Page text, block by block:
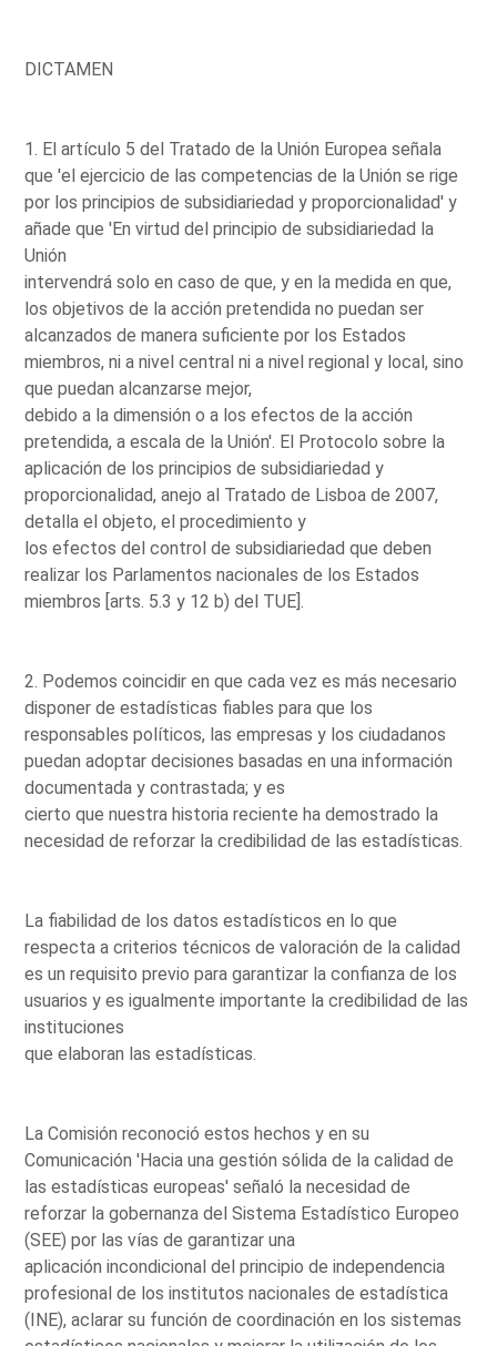
DICTAMEN
1. El artículo 5 del Tratado de la Unión Europea señala
que 'el ejercicio de las competencias de la Unión se rige
por los principios de subsidiariedad y proporcionalidad' y
añade que 'En virtud del principio de subsidiariedad la
Unión
intervendrá solo en caso de que, y en la medida en que,
los objetivos de la acción pretendida no puedan ser
alcanzados de manera suficiente por los Estados
miembros, ni a nivel central ni a nivel regional y local, sino
que puedan alcanzarse mejor,
debido a la dimensión o a los efectos de la acción
pretendida, a escala de la Unión'. El Protocolo sobre la
aplicación de los principios de subsidiariedad y
proporcionalidad, anejo al Tratado de Lisboa de 2007,
detalla el objeto, el procedimiento y
los efectos del control de subsidiariedad que deben
realizar los Parlamentos nacionales de los Estados
miembros [arts. 5.3 y 12 b) del TUE].
2. Podemos coincidir en que cada vez es más necesario
disponer de estadísticas fiables para que los
responsables políticos, las empresas y los ciudadanos
puedan adoptar decisiones basadas en una información
documentada y contrastada; y es
cierto que nuestra historia reciente ha demostrado la
necesidad de reforzar la credibilidad de las estadísticas.
La fiabilidad de los datos estadísticos en lo que
respecta a criterios técnicos de valoración de la calidad
es un requisito previo para garantizar la confianza de los
usuarios y es igualmente importante la credibilidad de las
instituciones
que elaboran las estadísticas.
La Comisión reconoció estos hechos y en su
Comunicación 'Hacia una gestión sólida de la calidad de
las estadísticas europeas' señaló la necesidad de
reforzar la gobernanza del Sistema Estadístico Europeo
(SEE) por las vías de garantizar una
aplicación incondicional del principio de independencia
profesional de los institutos nacionales de estadística
(INE), aclarar su función de coordinación en los sistemas